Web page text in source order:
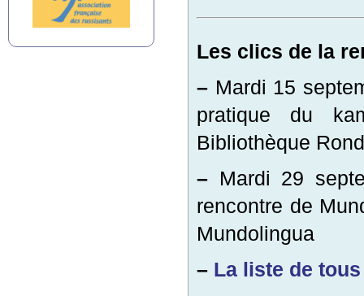
Les clics de la
– Mardi 15
pratique du
Bibliothèque
– Mardi 29
rencontre de
Mundolingua
– La liste de